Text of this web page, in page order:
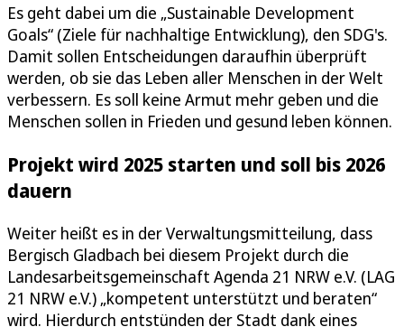
Es geht dabei um die „Sustainable Development
Goals“ (Ziele für nachhaltige Entwicklung), den SDG's.
Damit sollen Entscheidungen daraufhin überprüft
werden, ob sie das Leben aller Menschen in der Welt
verbessern. Es soll keine Armut mehr geben und die
Menschen sollen in Frieden und gesund leben können.
Projekt wird 2025 starten und soll bis 2026
dauern
Weiter heißt es in der Verwaltungsmitteilung, dass
Bergisch Gladbach bei diesem Projekt durch die
Landesarbeitsgemeinschaft Agenda 21 NRW e.V. (LAG
21 NRW e.V.) „kompetent unterstützt und beraten“
wird. Hierdurch entstünden der Stadt dank eines